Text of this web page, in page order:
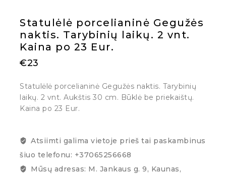
Statulėlė porcelianinė Gegužės
naktis. Tarybinių laikų. 2 vnt.
Kaina po 23 Eur.
€23
Statulėlė porcelianinė Gegužės naktis. Tarybinių
laikų. 2 vnt. Aukštis 30 cm. Būklė be priekaištų.
Kaina po 23 Eur.
Atsiimti galima vietoje prieš tai paskambinus
šiuo telefonu: +37065256668
Mūsų adresas: M. Jankaus g. 9, Kaunas,